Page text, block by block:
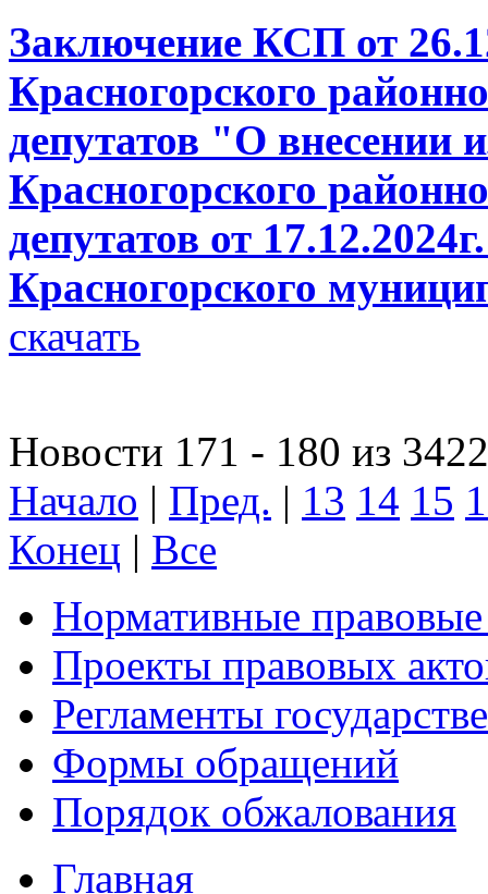
Заключение КСП от
Красногорского
депутатов "О внесении
Красногорского
депутатов от
Красногорского
скачать
Новости 171 - 180 из 3422
Начало | Пред. | 13 14 15
Конец | Все
Нормативные
Проекты правовых
Регламенты
Формы обращений
Порядок обжалования
Главная